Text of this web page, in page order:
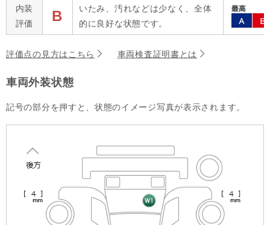
内装
評価
B
いたみ、汚れなどは少なく、全体
的に良好な状態です。
評価点の見方はこちら 車両検査証明書とは
車両外装状態
記号の部分を押すと、状態のイメージ写真が表示されます。